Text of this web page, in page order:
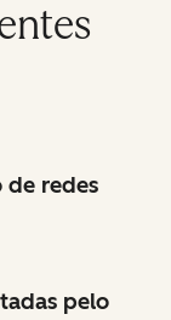
de redes
pelo